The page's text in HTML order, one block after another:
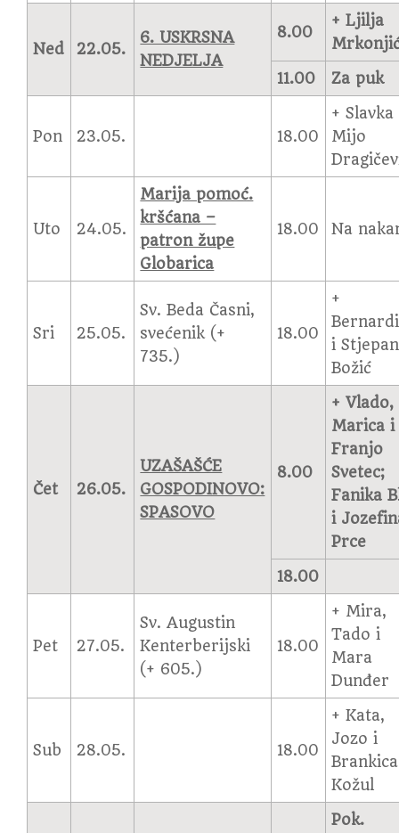
Ned 22.05.
6. USKRSNA
NEDJELJA
8.00
+ Ljilja
11.00
Za puk
Pon 23.05. 18.00
+ Slavka
Mijo
Uto 24.05.
Marija pomoć.
kršćana –
patron župe
Globarica
18.00 Na
Sri 25.05.
Sv. Beda Časni,
svećenik (+
735.)
18.00
+
i Stjepan
Božić
Čet 26.05.
UZAŠAŠĆE
GOSPODINOVO:
SPASOVO
8.00
+ Vlado,
Marica i
Franjo
Svetec;
Fanika
i
Prce
18.00
Pet 27.05.
Sv. Augustin
Kenterberijski
(+ 605.)
18.00
+ Mira,
Tado i
Mara
Dunđer
Sub 28.05. 18.00
+ Kata,
Jozo i
Brankica
Kožul
Pok.